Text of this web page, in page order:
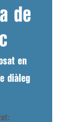
de
en
diàleg